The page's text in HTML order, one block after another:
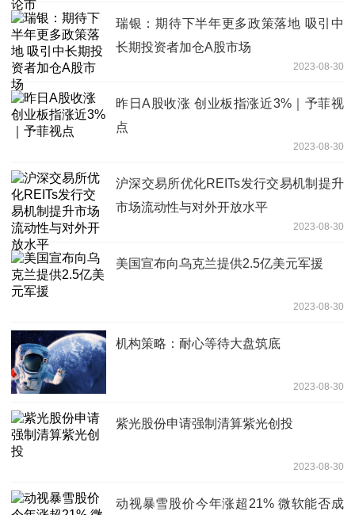
瑞银：期待下半年更多政策落地 吸引中
长期投资者加仓A股市场
2023-08-30
昨日A股收涨 创业板指涨近3%｜予菲视
点
2023-08-30
沪深交易所优化REITs发行交易机制提升
市场流动性与对外开放水平
2023-08-30
美国宣布向乌克兰提供2.5亿美元军援
2023-08-30
机构策略：耐心等待大盘筑底
2023-08-30
紫光股份申请强制清算紫光创投
2023-08-30
动视暴雪股价今年涨超21% 微软能否成